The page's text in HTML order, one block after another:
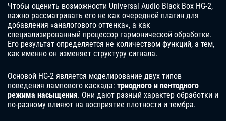
Чтобы оценить возможности Universal Audio Black Box HG-2,
важно рассматривать его не как очередной плагин для
добавления «аналогового оттенка», а как
специализированный процессор гармонической обработки.
Его результат определяется не количеством функций, а тем,
как именно он изменяет структуру сигнала.
Основой HG-2 является моделирование двух типов
поведения лампового каскада: триодного и пентодного
режима насыщения. Они дают разный характер обработки и
по-разному влияют на восприятие плотности и тембра.